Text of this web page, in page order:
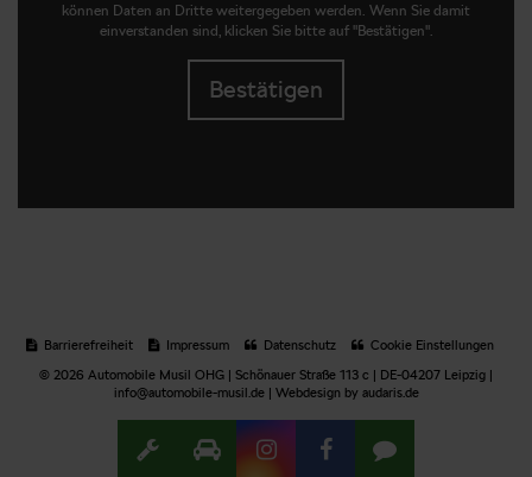
können Daten an Dritte weitergegeben werden. Wenn Sie damit
einverstanden sind, klicken Sie bitte auf "Bestätigen".
Bestätigen
Barrierefreiheit Impressum Datenschutz
Cookie Einstellungen
© 2026 Automobile Musil OHG | Schönauer Straße 113 c | DE-04207 Leipzig |
info@automobile-musil.de | Webdesign by audaris.de